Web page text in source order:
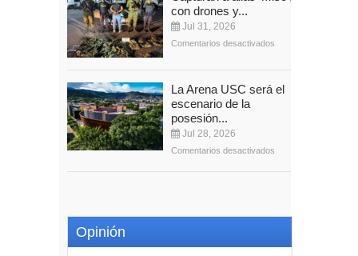
con drones y...
Jul 31, 2026
Comentarios desactivados
La Arena USC será el
escenario de la
posesión...
Jul 28, 2026
Comentarios desactivados
Opinión